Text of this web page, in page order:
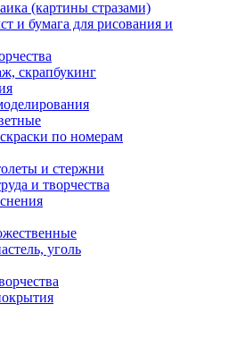
(картины стразами)
и бумага для рисования и
скрапбукинг
по номерам
и стержни
и творчества
уголь